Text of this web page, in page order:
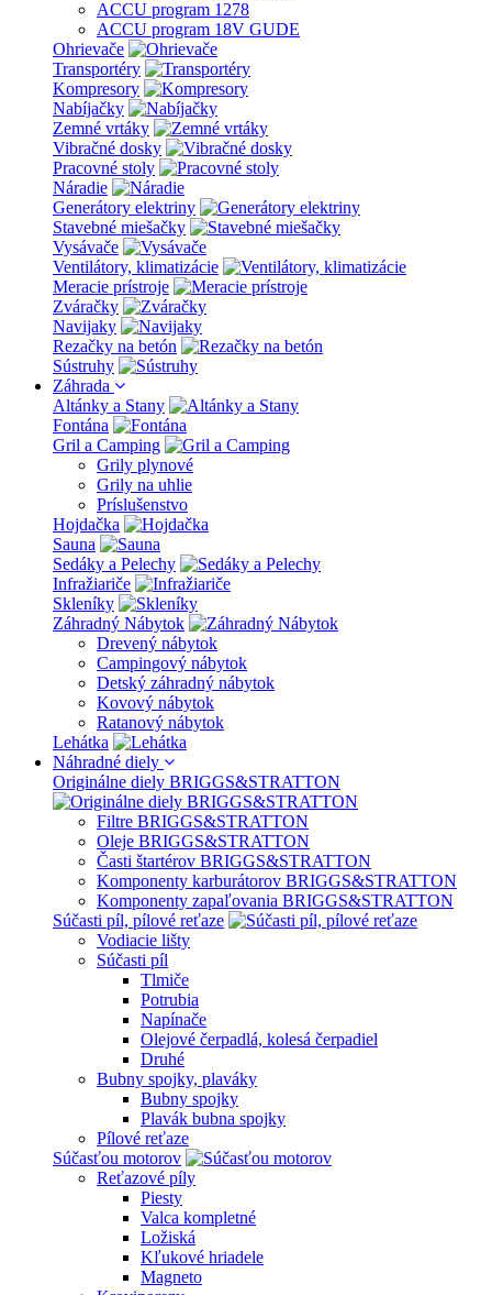
ACCU program 1278
ACCU program 18V GUDE
Ohrievače
Transportéry
Kompresory
Nabíjačky
Zemné vrtáky
Vibračné dosky
Pracovné stoly
Náradie
Generátory elektriny
Stavebné miešačky
Vysávače
Ventilátory, klimatizácie
Meracie prístroje
Zváračky
Navijaky
Rezačky na betón
Sústruhy
Záhrada
Altánky a Stany
Fontána
Gril a Camping
Grily plynové
Grily na uhlie
Príslušenstvo
Hojdačka
Sauna
Sedáky a Pelechy
Infražiariče
Skleníky
Záhradný Nábytok
Drevený nábytok
Campingový nábytok
Detský záhradný nábytok
Kovový nábytok
Ratanový nábytok
Lehátka
Náhradné diely
Originálne diely BRIGGS&STRATTON
Filtre BRIGGS&STRATTON
Oleje BRIGGS&STRATTON
Časti štartérov BRIGGS&STRATTON
Komponenty karburátorov BRIGGS&STRATTON
Komponenty zapaľovania BRIGGS&STRATTON
Súčasti píl, pílové reťaze
Vodiacie lišty
Súčasti píl
Tlmiče
Potrubia
Napínače
Olejové čerpadlá, kolesá čerpadiel
Druhé
Bubny spojky, plaváky
Bubny spojky
Plavák bubna spojky
Pílové reťaze
Súčasťou motorov
Reťazové píly
Piesty
Valca kompletné
Ložiská
Kľukové hriadele
Magneto